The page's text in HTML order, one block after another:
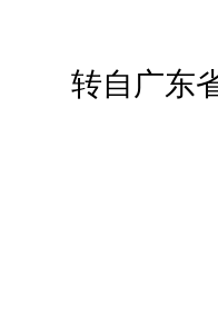
转自广东